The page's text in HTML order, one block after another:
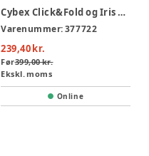
Cybex Click&Fold og Iris bakke - All White
Varenummer:377722
239,40 kr.
Før399,00 kr.
Ekskl. moms
Online